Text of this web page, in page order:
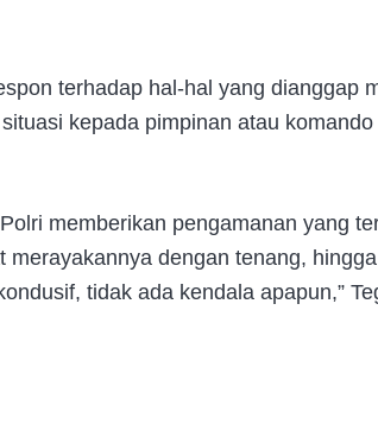
terhadap hal-hal yang dianggap
kepada pimpinan atau
memberikan pengamanan yang
dengan tenang,
tidak ada kendala apapun,”